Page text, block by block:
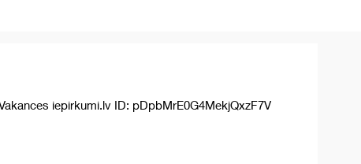
iepirkumi.lv ID: pDpbMrE0G4MekjQxzF7V